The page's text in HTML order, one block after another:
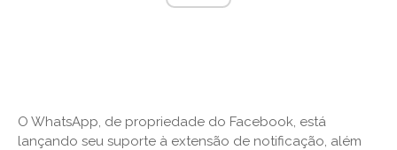
O WhatsApp, de propriedade do Facebook, está
lançando seu suporte à extensão de notificação, além